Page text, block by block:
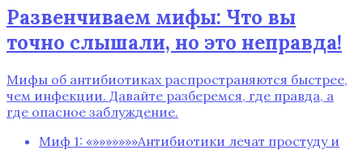
Развенчиваем мифы: Что вы
точно слышали‚ но это неправда!
Мифы об антибиотиках распространяются быстрее‚
чем инфекции. Давайте разберемся‚ где правда‚ а
где опасное заблуждение.
Миф 1: «»»»»»»»Антибиотики лечат простуду и